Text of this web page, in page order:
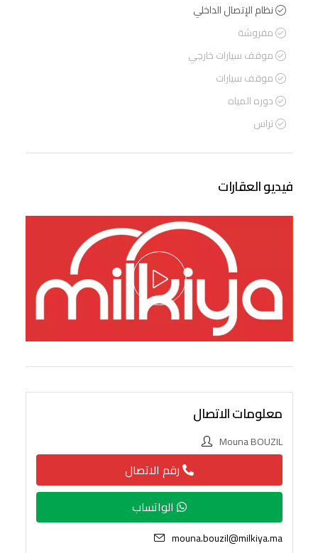
نظام الإتصال الداخلي
مفروشة
موقف سيارات خارجي
موقف سيارات
دوره المياه
تراس
فيديو العقارات
معلومات الاتصال
Mouna BOUZIL
رقم الاتصال
الواتساب
mouna.bouzil@milkiya.ma